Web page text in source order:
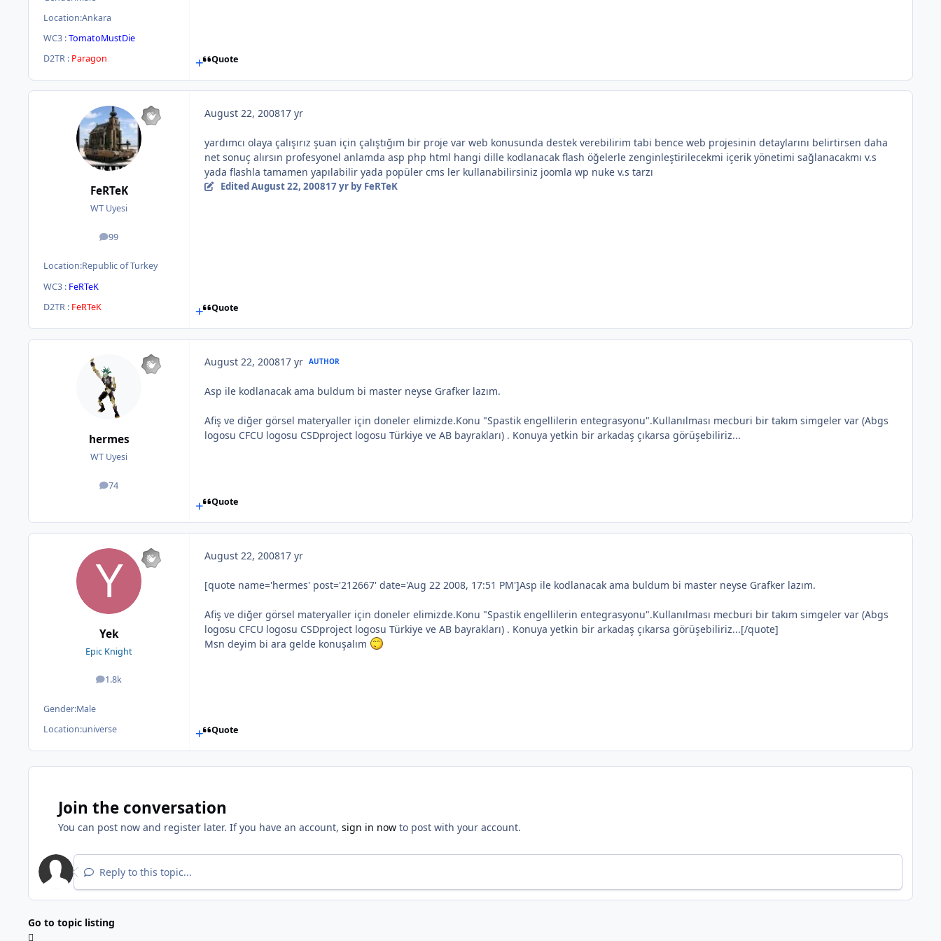
Location:Ankara
WC3 :TomatoMustDie
D2TR : Paragon Quote
FeRTeK
WT Uyesi
99
posts
Location:Republic of Turkey
WC3 : FeRTeK
D2TR : FeRTeK
August 22, 200817 yr
yardımcı olaya çalışırız şuan için çalıştığım bir proje var web konusunda destek verebilirim tabi bence web projesinin detaylarını belirtirsen daha
net sonuç alırsın profesyonel anlamda asp php html hangi dille kodlanacak flash öğelerle zenginleştirilecekmi içerik yönetimi sağlanacakmı v.s
yada flashla tamamen yapılabilir yada popüler cms ler kullanabilirsiniz joomla wp nuke v.s tarzı
EditedAugust 22, 200817 yrby FeRTeK
Quote
hermes
WT Uyesi
74
posts
August 22, 200817 yr AUTHOR
Asp ile kodlanacak ama buldum bi master neyse Grafker lazım.
Afiş ve diğer görsel materyaller için doneler elimizde.Konu "Spastik engellilerin entegrasyonu".Kullanılması mecburi bir takım simgeler var (Abgs
logosu CFCU logosu CSDproject logosu Türkiye ve AB bayrakları) . Konuya yetkin bir arkadaş çıkarsa görüşebiliriz...
Quote
Yek
Epic Knight
1.8k
posts
Gender:Male
Location:universe
August 22, 200817 yr
[quote name='hermes' post='212667' date='Aug 22 2008, 17:51 PM']Asp ile kodlanacak ama buldum bi master neyse Grafker lazım.
Afiş ve diğer görsel materyaller için doneler elimizde.Konu "Spastik engellilerin entegrasyonu".Kullanılması mecburi bir takım simgeler var (Abgs
logosu CFCU logosu CSDproject logosu Türkiye ve AB bayrakları) . Konuya yetkin bir arkadaş çıkarsa görüşebiliriz...[/quote]
Msn deyim bi ara gelde konuşalım
Quote
Join the conversation
You can post now and register later. If you have an account, sign in now to post with your account.
Reply to this topic...
Go to topic listing